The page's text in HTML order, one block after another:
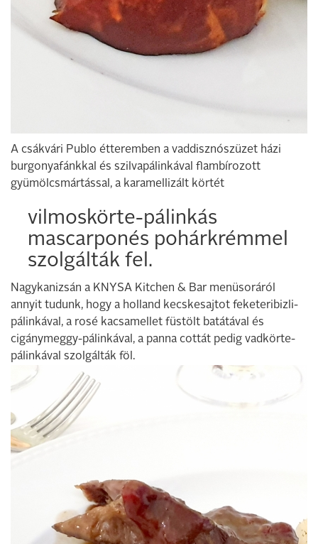
A csákvári Publo étteremben a vaddisznószüzet házi
burgonyafánkkal és szilvapálinkával flambírozott
gyümölcsmártással, a karamellizált körtét
vilmoskörte-pálinkás
mascarponés pohárkrémmel
szolgálták fel.
Nagykanizsán a KNYSA Kitchen & Bar menüsoráról
annyit tudunk, hogy a holland kecskesajtot feketeribizli-
pálinkával, a rosé kacsamellet füstölt batátával és
cigánymeggy-pálinkával, a panna cottát pedig vadkörte-
pálinkával szolgálták föl.